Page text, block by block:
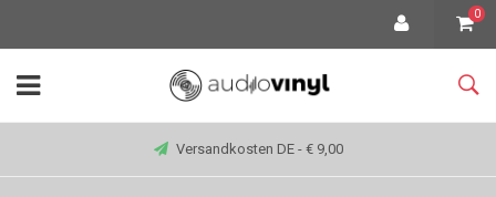
0
Versandkosten DE - € 9,00